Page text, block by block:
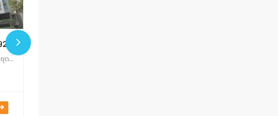
อาคารชุด ลุมพินี วิลล์ นครอินทร์-ริเวอร์วิว ห้องชุดเลขที่ 92/592 ชั้นที่ 21 อาคาร เอ 26.84 ตร.ม. ตลาดขวัญ เมืองนนทบุรี นนทบุรี